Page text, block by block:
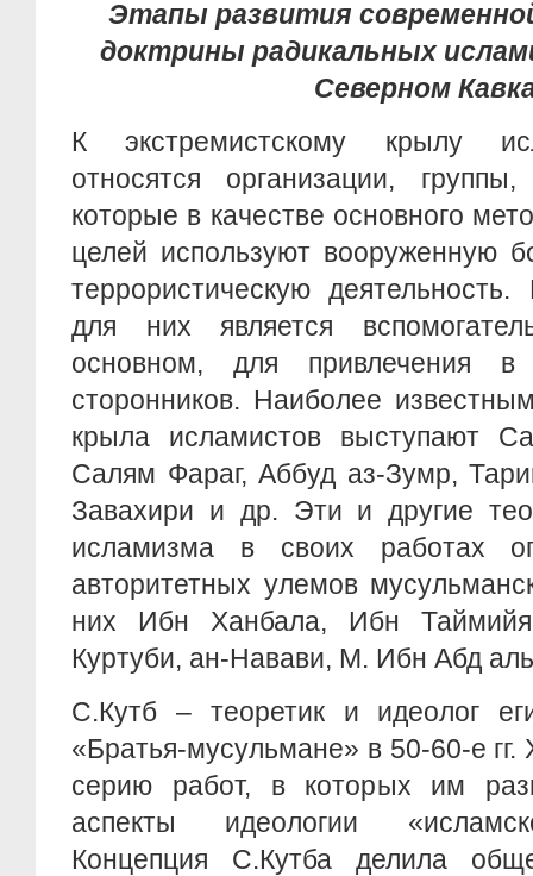
Этапы развития
доктрины радикальных
Северном
К экстремистскому крылу
относятся организации,
которые в качестве основного
целей используют вооруженную
террористическую
для них является
основном, для привлечения
сторонников. Наиболее
крыла исламистов выступают
Салям Фараг, Аббуд аз-Зумр,
Завахири и др. Эти и другие
исламизма в своих работах
авторитетных улемов
них Ибн Ханбала, Ибн
Куртуби, ан-Навави, М. Ибн Абд
С.Кутб – теоретик и идеолог
«Братья-мусульмане» в 50-60-е
серию работ, в которых им
аспекты идеологии
Концепция С.Кутба делила